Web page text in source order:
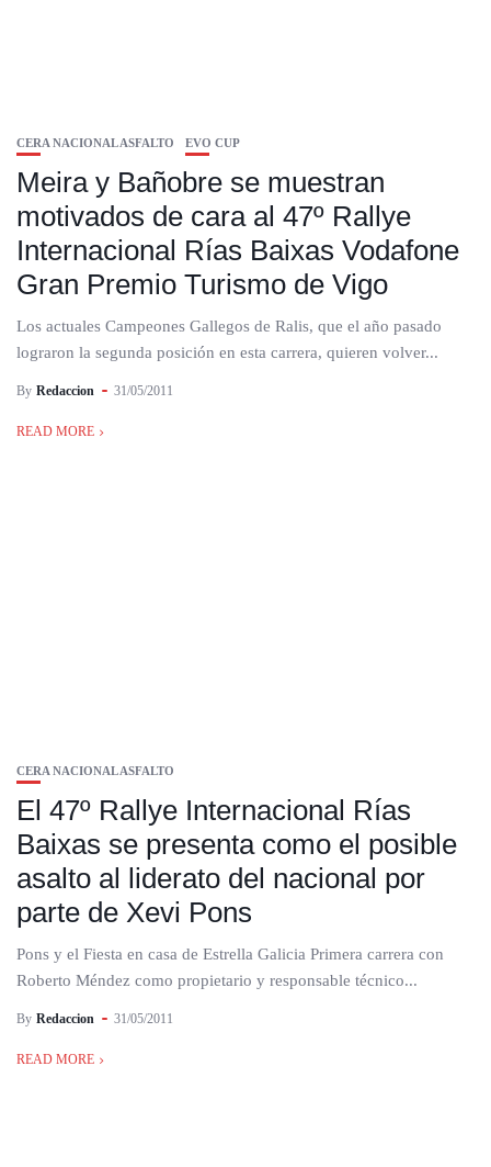
CERA NACIONAL ASFALTO EVO CUP
Meira y Bañobre se muestran
motivados de cara al 47º Rallye
Internacional Rías Baixas Vodafone
Gran Premio Turismo de Vigo
Los actuales Campeones Gallegos de Ralis, que el año pasado
lograron la segunda posición en esta carrera, quieren volver...
By Redaccion 31/05/2011
READ MORE
CERA NACIONAL ASFALTO
El 47º Rallye Internacional Rías
Baixas se presenta como el posible
asalto al liderato del nacional por
parte de Xevi Pons
Pons y el Fiesta en casa de Estrella Galicia Primera carrera con
Roberto Méndez como propietario y responsable técnico...
By Redaccion 31/05/2011
READ MORE